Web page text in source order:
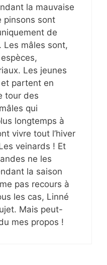
la mauvaise
pinsons sont
de
Les mâles sont,
Les jeunes
et partent en
tour des
qui
longtemps à
vivre tout l’hiver
veinards ! Et
ne les
la saison
pas recours à
les cas, Linné
Mais peut-
mes propos !